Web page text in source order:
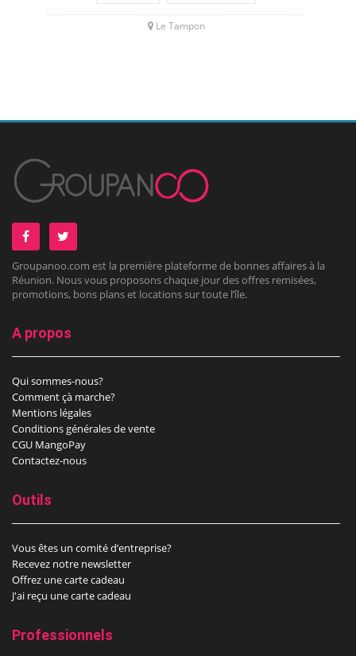
Le Tampon
Groupanoo.com est la première plateforme de bonnes affaires à la
Réunion. Nous vous proposons chaque jour des offres remisées,
promotions, bons plans et locations sur toute l’île.
A propos
Qui sommes-nous?
Comment çà marche?
Mentions légales
Conditions générales de vente
CGU MangoPay
Contactez-nous
Outils
Vous êtes un comité d’entreprise?
Recevez notre newsletter
Offrez une carte cadeau
J'ai reçu une carte cadeau
Professionnels